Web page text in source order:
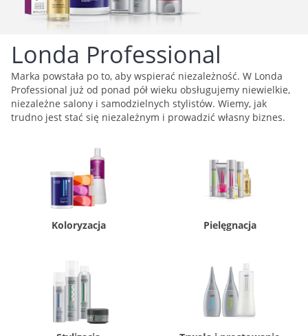
Londa Professional
Marka powstała po to, aby wspierać niezależność. W Londa
Professional już od ponad pół wieku obsługujemy niewielkie,
niezależne salony i samodzielnych stylistów. Wiemy, jak
trudno jest stać się niezależnym i prowadzić własny biznes.
Koloryzacja Pielęgnacja